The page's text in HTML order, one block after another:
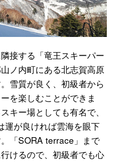
接する「竜王スキーパー
ノ内町にある北志賀高原
雪質が良く、初級者から
を楽しむことができま
キー場としても有名で、
運が良ければ雲海を眼下
「SORA terrace」まで
けるので、初級者でも心